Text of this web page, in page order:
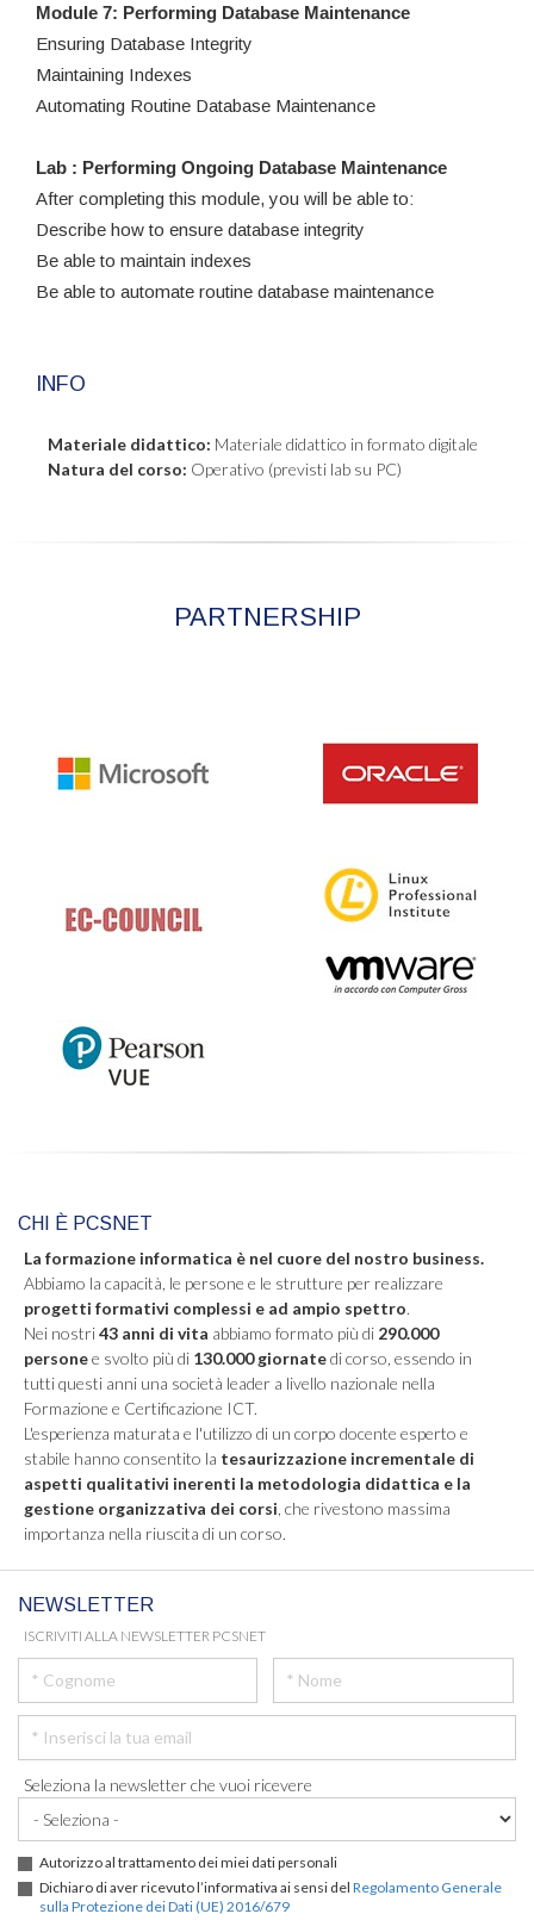
Module 7: Performing Database Maintenance
Ensuring Database Integrity
Maintaining Indexes
Automating Routine Database Maintenance
Lab : Performing Ongoing Database Maintenance
After completing this module, you will be able to:
Describe how to ensure database integrity
Be able to maintain indexes
Be able to automate routine database maintenance
INFO
Materiale didattico: Materiale didattico in formato digitale
Natura del corso: Operativo (previsti lab su PC)
PARTNERSHIP
CHI È PCSNET
La formazione informatica è nel cuore del nostro business.
Abbiamo la capacità, le persone e le strutture per realizzare
progetti formativi complessi e ad ampio spettro.
Nei nostri43 anni di vita abbiamo formato più di 290.000
personee svolto più di 130.000 giornatedi corso, essendo in
tutti questi anni una società leader a livello nazionale nella
Formazione e Certificazione ICT.
L'esperienza maturata e l'utilizzo di un corpo docente esperto e
stabile hanno consentito la tesaurizzazione incrementale di
aspetti qualitativi inerenti la metodologia didattica e la
gestione organizzativa dei corsi , che rivestono massima
importanza nella riuscita di un corso.
NEWSLETTER
ISCRIVITI ALLA NEWSLETTER PCSNET
Seleziona la newsletter che vuoi ricevere
Autorizzo al trattamento dei miei dati personali
Dichiaro di aver ricevuto l’informativa ai sensi del Regolamento Generale
sulla Protezione dei Dati (UE) 2016/679